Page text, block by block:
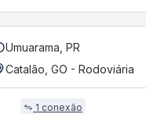
Umuarama, PR
Catalão, GO - Rodoviária
1 conexão